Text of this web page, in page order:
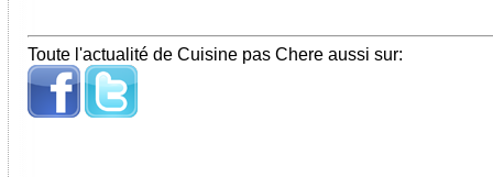
Toute l'actualité de Cuisine pas Chere aussi sur: